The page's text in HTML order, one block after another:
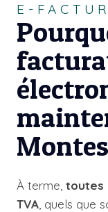
E-
À terme, toutes
TVA , quels que